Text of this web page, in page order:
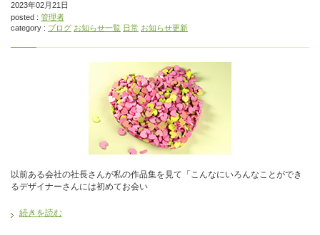
2023年02月21日
posted : 管理者
category : ブログ お知らせ一覧 日常 お知らせ更新
以前ある会社の社長さんが私の作品集を見て「こんなにいろんなことができ
るデザイナーさんには初めてお会い
続きを読む